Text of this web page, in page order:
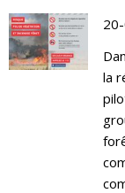
la